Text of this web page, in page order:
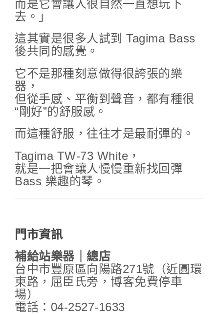
而是它會讓人很自然一直想玩下
去。」
這其實是很多人試到 Tagima Bass
後共同的感覺。
它不是那種刻意做得很誇張的樂
器，
但從手感、平衡到聲音，都有種很
“剛好”的舒服感。
而這種舒服，往往才是最耐彈的。
Tagima TW-73 White，
就是一把會讓人慢慢重新找回彈
Bass 樂趣的琴。
門市資訊
補給站樂器｜總店
台中市豐原區向陽路271號（近圓環
東路，屈臣氏旁，博客免費停車
場）
電話：04-2527-1633